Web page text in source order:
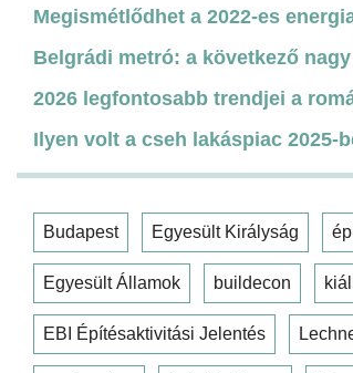
Megismétlődhet a 2022-es
Belgrádi metró: a következő
2026 legfontosabb trendjei a
Ilyen volt a cseh lakáspiac 2025-
Budapest Egyesült Királyság
Egyesült Államok buildecon
EBI Építésaktivitási Jelentés